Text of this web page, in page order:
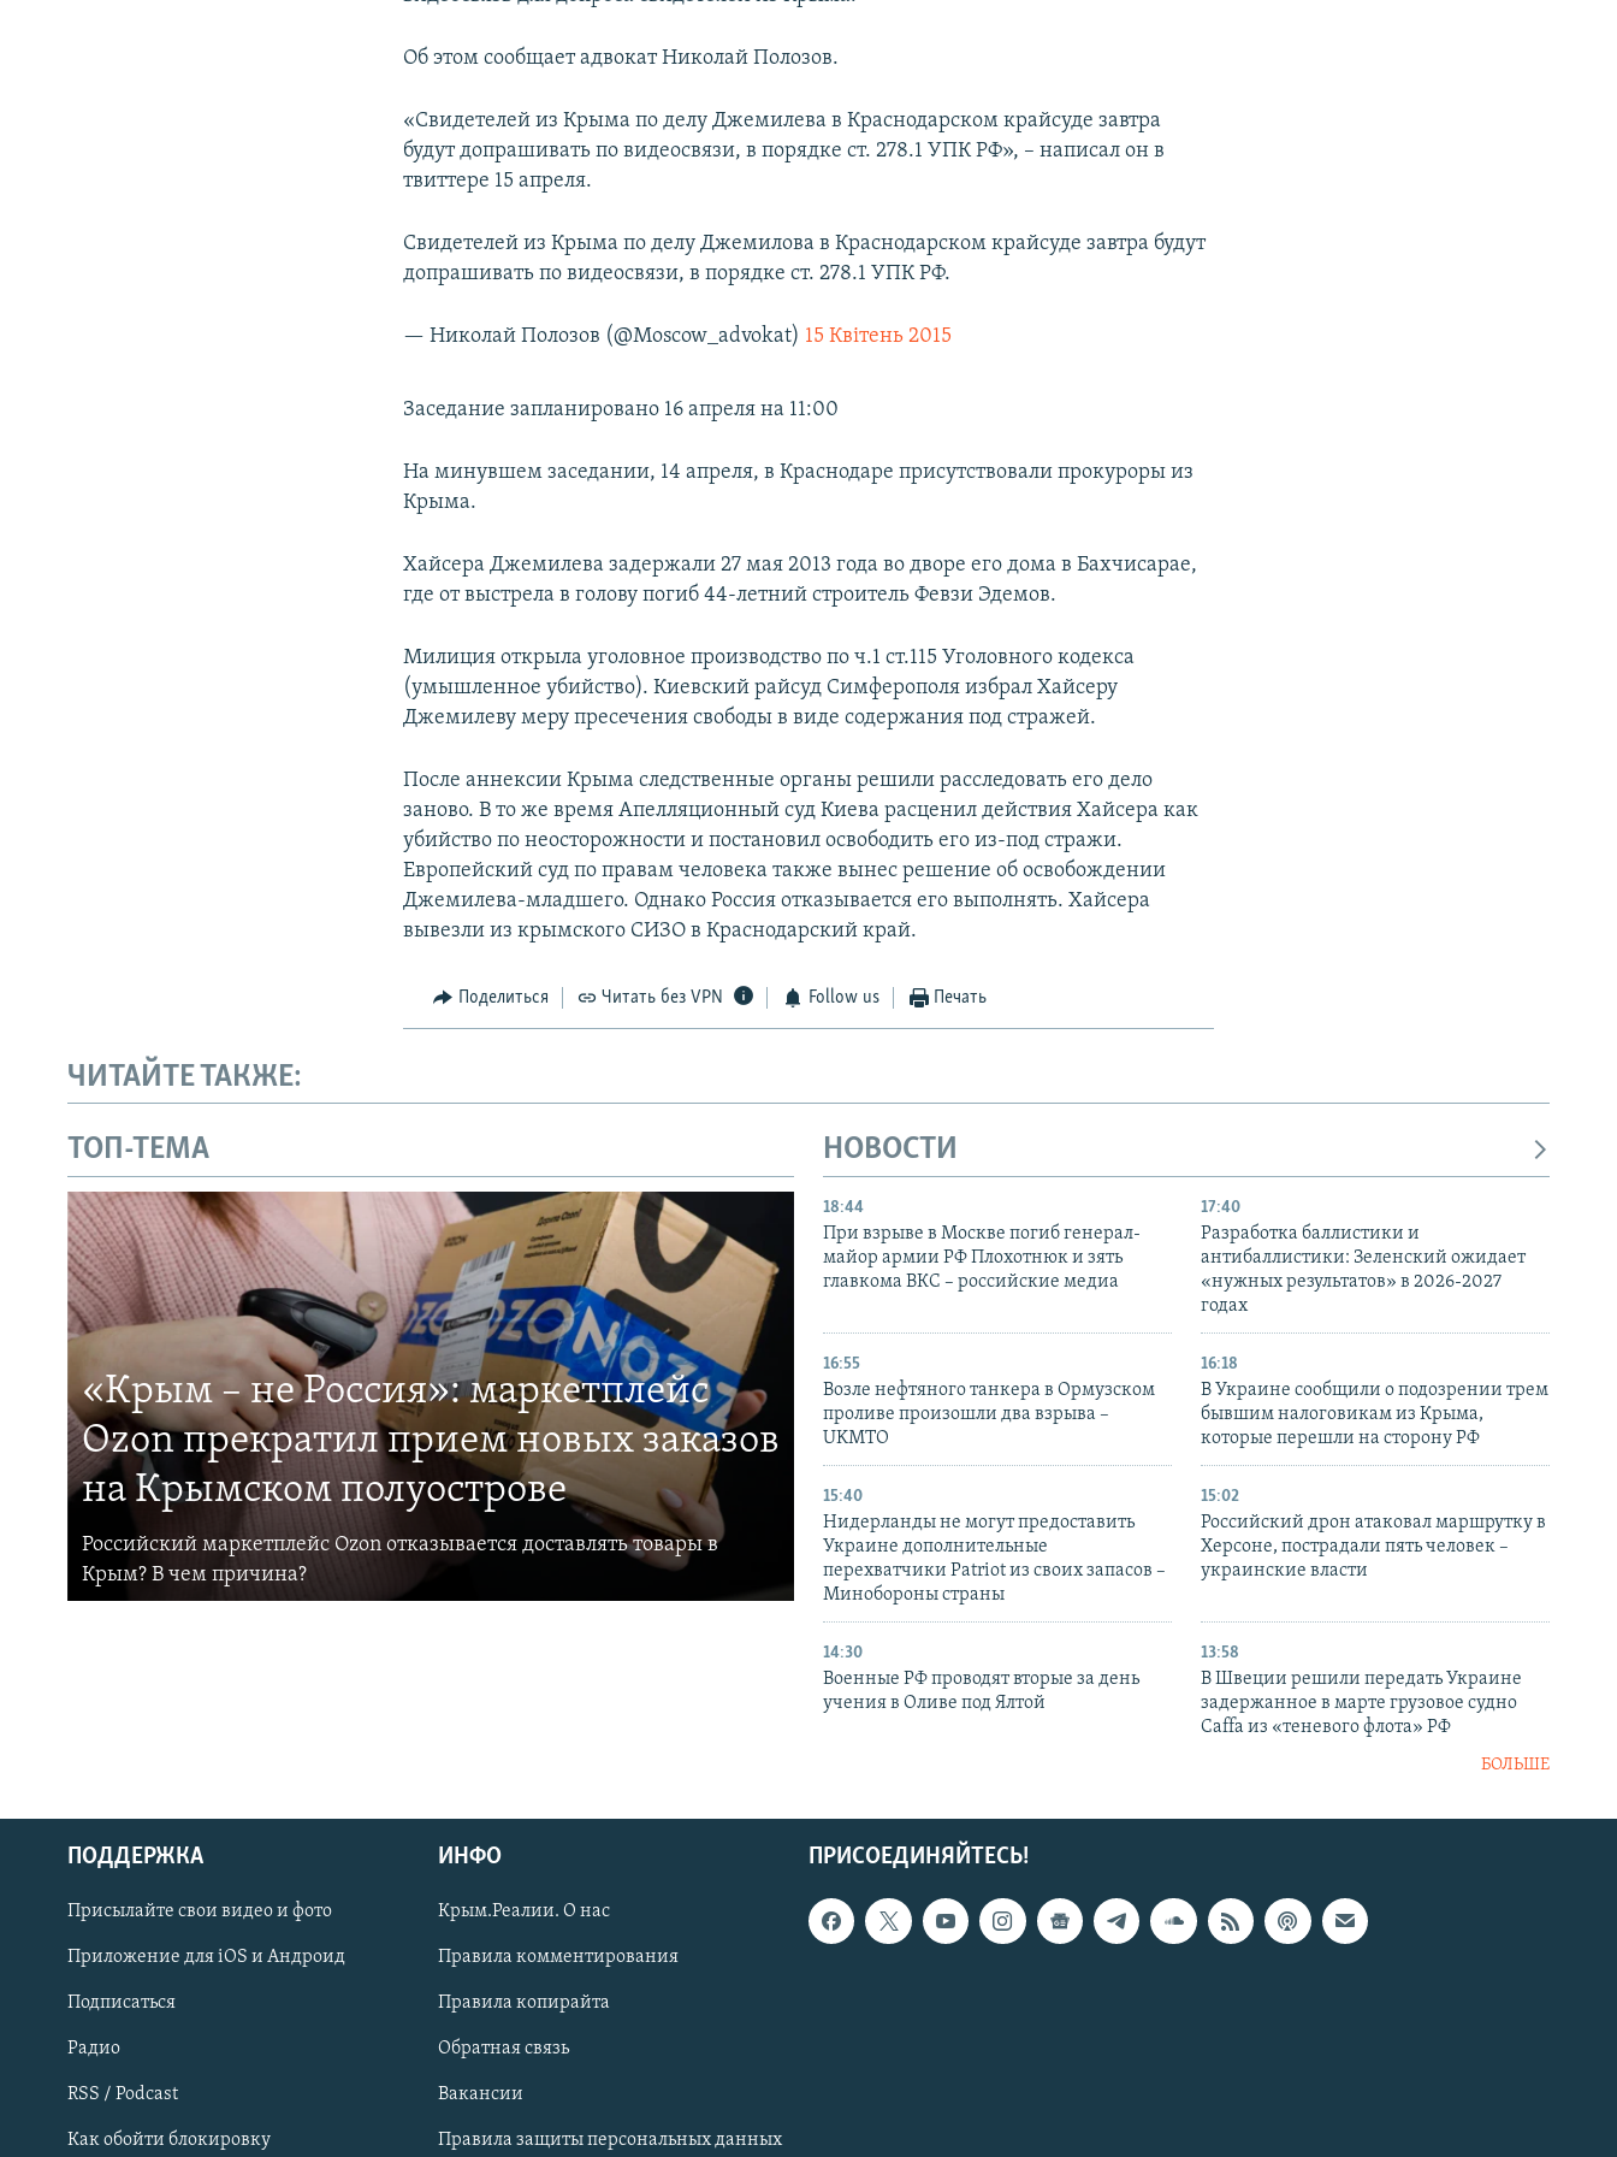
Українською
Qırımtatar
ПРИСОЕДИНЯЙТЕСЬ!
Об этом сообщает адвокат Николай Полозов.
«Свидетелей из Крыма по делу Джемилева в Краснодарском крайсуде завтра
будут допрашивать по видеосвязи, в порядке ст. 278.1 УПК РФ», – написал он в
твиттере 15 апреля.
Свидетелей из Крыма по делу Джемилова в Краснодарском крайсуде завтра будут
допрашивать по видеосвязи, в порядке ст. 278.1 УПК РФ.
— Николай Полозов (@Moscow_advokat) 15 Квітень 2015
Заседание запланировано 16 апреля на 11:00
На минувшем заседании, 14 апреля, в Краснодаре присутствовали прокуроры из
Крыма.
Хайсера Джемилева задержали 27 мая 2013 года во дворе его дома в Бахчисарае,
где от выстрела в голову погиб 44-летний строитель Февзи Эдемов.
Милиция открыла уголовное производство по ч.1 ст.115 Уголовного кодекса
(умышленное убийство). Киевский райсуд Симферополя избрал Хайсеру
Джемилеву меру пресечения свободы в виде содержания под стражей.
После аннексии Крыма следственные органы решили расследовать его дело
заново. В то же время Апелляционный суд Киева расценил действия Хайсера как
убийство по неосторожности и постановил освободить его из-под стражи.
Европейский суд по правам человека также вынес решение об освобождении
Джемилева-младшего. Однако Россия отказывается его выполнять. Хайсера
вывезли из крымского СИЗО в Краснодарский край.
Поделиться Читать без VPN Follow us Печать
ЧИТАЙТЕ ТАКЖЕ:
ТОП-ТЕМА
«Крым – не Россия»: маркетплейс
Ozon прекратил прием новых заказов
на Крымском полуострове
Российский маркетплейс Ozon отказывается доставлять товары в
Крым? В чем причина?
НОВОСТИ
18:44
При взрыве в Москве погиб генерал-
майор армии РФ Плохотнюк и зять
главкома ВКС – российские медиа
17:40
Разработка баллистики и
антибаллистики: Зеленский ожидает
«нужных результатов» в 2026-2027
годах
16:55
Возле нефтяного танкера в Ормузском
проливе произошли два взрыва –
UKMTO
16:18
В Украине сообщили о подозрении трем
бывшим налоговикам из Крыма,
которые перешли на сторону РФ
15:40
Нидерланды не могут предоставить
Украине дополнительные
перехватчики Patriot из своих запасов –
Минобороны страны
15:02
Российский дрон атаковал маршрутку в
Херсоне, пострадали пять человек –
украинские власти
14:30
Военные РФ проводят вторые за день
учения в Оливе под Ялтой
13:58
В Швеции решили передать Украине
задержанное в марте грузовое судно
Caffa из «теневого флота» РФ
БОЛЬШЕ
ПРИСОЕДИНЯЙТЕСЬ!
ПОДДЕРЖКА
Присылайте свои видео и фото
Приложение для iOS и Андроид
Подписаться
Радио
RSS / Podcast
Как обойти блокировку
ИНФО
Крым.Реалии. О нас
Правила комментирования
Правила копирайта
Обратная связь
Вакансии
Правила защиты персональных данных